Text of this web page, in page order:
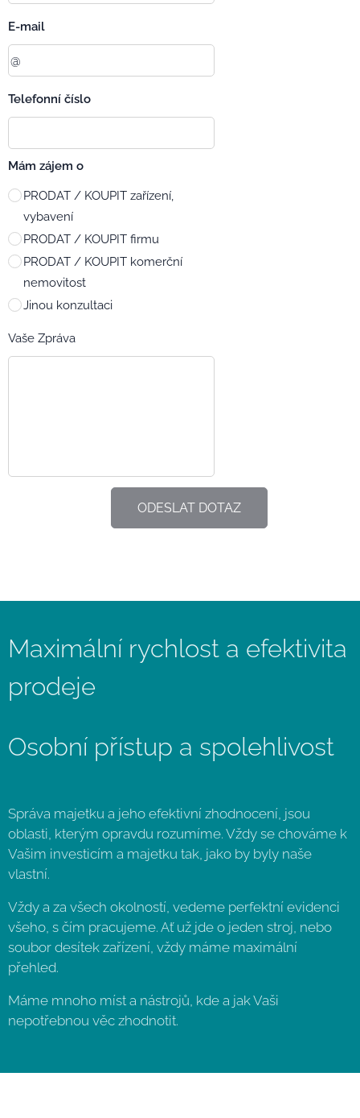
E-mail
Telefonní číslo
Mám zájem o
PRODAT / KOUPIT zařízení,
vybavení
PRODAT / KOUPIT firmu
PRODAT / KOUPIT komerční
nemovitost
Jinou konzultaci
Vaše Zpráva
ODESLAT DOTAZ
Maximální rychlost a efektivita
prodeje
Osobní přístup a spolehlivost
Správa majetku a jeho efektivní zhodnocení, jsou
oblasti, kterým opravdu rozumíme. Vždy se chováme k
Vašim investicím a majetku tak, jako by byly naše
vlastní.
Vždy a za všech okolností, vedeme perfektní evidenci
všeho, s čím pracujeme. Ať už jde o jeden stroj, nebo
soubor desítek zařízení, vždy máme maximální
přehled.
Máme mnoho míst a nástrojů, kde a jak Vaši
nepotřebnou věc zhodnotit.